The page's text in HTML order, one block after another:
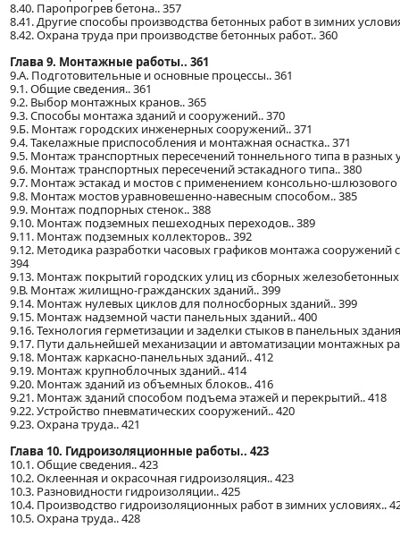
8.40. Паропрогрев бетона.. 357
8.41. Другие способы производства бетонных работ в зимних
8.42. Охрана труда при производстве бетонных работ.. 360
Глава 9. Монтажные работы.. 361
9.А. Подготовительные и основные процессы.. 361
9.1. Общие сведения.. 361
9.2. Выбор монтажных кранов.. 365
9.3. Способы монтажа зданий и сооружений.. 370
9.Б. Монтаж городских инженерных сооружений.. 371
9.4. Такелажные приспособления и монтажная оснастка.. 371
9.5. Монтаж транспортных пересечений тоннельного типа в разных
9.6. Монтаж транспортных пересечений эстакадного типа.. 380
9.7. Монтаж эстакад и мостов с применением консольно-шлюзового
9.8. Монтаж мостов уравновешенно-навесным способом.. 385
9.9. Монтаж подпорных стенок.. 388
9.10. Монтаж подземных пешеходных переходов.. 389
9.11. Монтаж подземных коллекторов.. 392
9.12. Методика разработки часовых графиков монтажа сооружений
394
9.13. Монтаж покрытий городских улиц из сборных железобетонных
9.В. Монтаж жилищно-гражданских зданий.. 399
9.14. Монтаж нулевых циклов для полносборных зданий.. 399
9.15. Монтаж надземной части панельных зданий.. 400
9.16. Технология герметизации и заделки стыков в панельных
9.17. Пути дальнейшей механизации и автоматизации монтажных
9.18. Монтаж каркасно-панельных зданий.. 412
9.19. Монтаж крупноблочных зданий.. 414
9.20. Монтаж зданий из объемных блоков.. 416
9.21. Монтаж зданий способом подъема этажей и перекрытий.. 418
9.22. Устройство пневматических сооружений.. 420
9.23. Охрана труда.. 421
Глава 10. Гидроизоляционные работы.. 423
10.1. Общие сведения.. 423
10.2. Оклеенная и окрасочная гидроизоляция.. 423
10.3. Разновидности гидроизоляции.. 425
10.4. Производство гидроизоляционных работ в зимних условиях..
10.5. Охрана труда.. 428